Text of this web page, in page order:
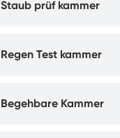
Staub prüf kammer
Regen Test kammer
Begehbare Kammer